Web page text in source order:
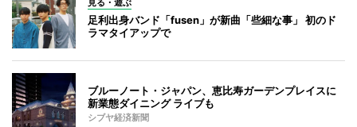
足利出身バンド「fusen」が新曲「些細な事」 初のド
ラマタイアップで
ブルーノート・ジャパン、恵比寿ガーデンプレイスに
新業態ダイニング ライブも
シブヤ経済新聞